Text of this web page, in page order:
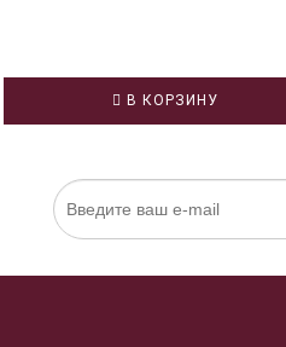
В КОРЗИНУ